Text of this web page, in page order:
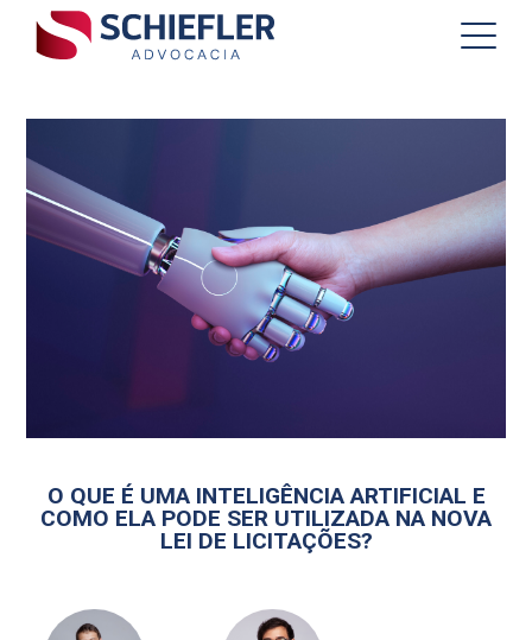
O QUE É UMA INTELIGÊNCIA ARTIFICIAL E
COMO ELA PODE SER UTILIZADA NA NOVA
LEI DE LICITAÇÕES?